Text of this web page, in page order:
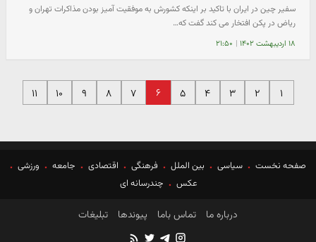
سفیر چین در ایران با تاکید بر اینکه کشورش به موفقیت آمیز بودن مذاکرات تهران و
ریاض در پکن افتخار می کند گفت که…
۱۸ اردیبهشت ۱۴۰۲ | ۲۱:۵۰
۱ ۲ ۳ ۴ ۵ ۶ ۷ ۸ ۹ ۱۰ ۱۱
صفحه نخست سیاسی بین الملل فرهنگی اقتصادی جامعه
ورزشی
عکس
چندرسانه ای
درباره ما تماس باما پیوندها تبلیغات